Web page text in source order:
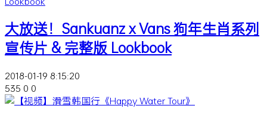
大放送！Sankuanz x Vans 狗年生肖系列
宣传片 & 完整版 Lookbook
2018-01-19 8:15:20
535 0 0